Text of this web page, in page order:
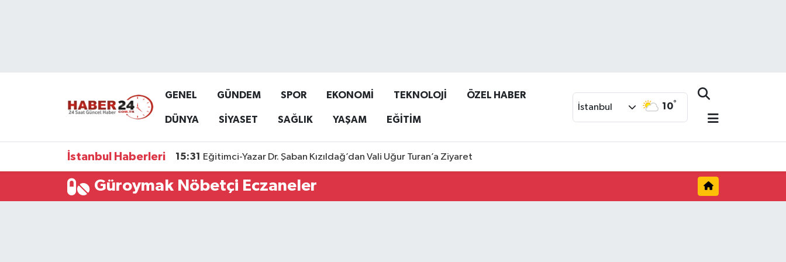
GENEL GÜNDEM SPOR EKONOMİ TEKNOLOJİ ÖZEL HABER
DÜNYA SİYASET SAĞLIK YAŞAM EĞİTİM
İstanbul 10°
İstanbul Haberleri 15:31 Eğitimci-Yazar Dr. Şaban Kızıldağ’dan Vali Uğur Turan’a Ziyaret
Güroymak Nöbetçi Eczaneler
Namaz Vakitleri
Süper Lig Puan Durumu ve Fikstür
Tüm Manşetler